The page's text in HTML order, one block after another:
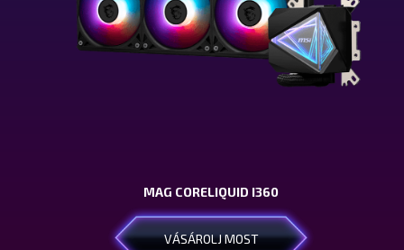
MAG CORELIQUID I360
VÁSÁROLJ MOST